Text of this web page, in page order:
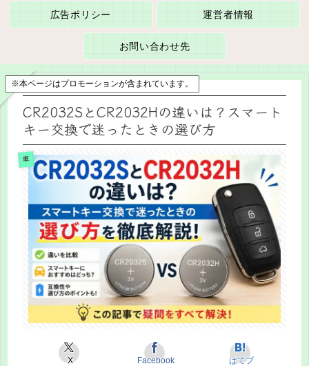
広告ポリシー 運営者情報
お問い合わせ先
※本ページはプロモーションが含まれています。
CR2032SとCR2032Hの違いは？スマート
キー交換で迷ったときの選び方
車
X Facebook はてブ